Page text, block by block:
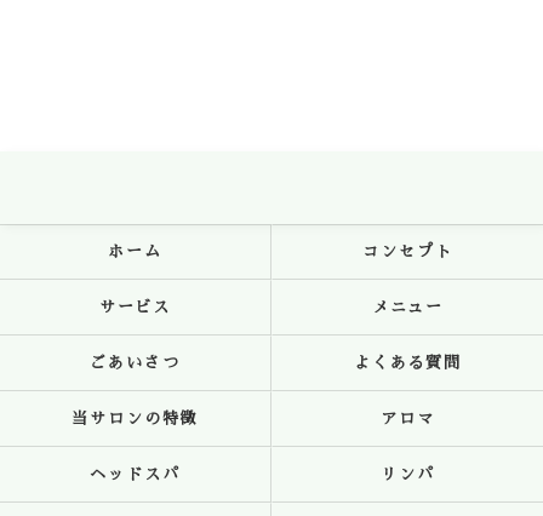
ホーム コンセプト
サービス メニュー
ごあいさつ よくある質問
当サロンの特徴 アロマ
ヘッドスパ リンパ